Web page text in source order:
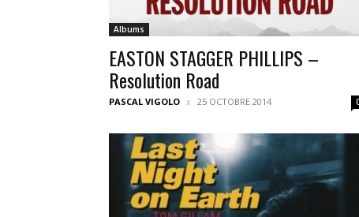
Albums
EASTON STAGGER PHILLIPS –
Resolution Road
PASCAL VIGOLO 25 OCTOBRE 2014